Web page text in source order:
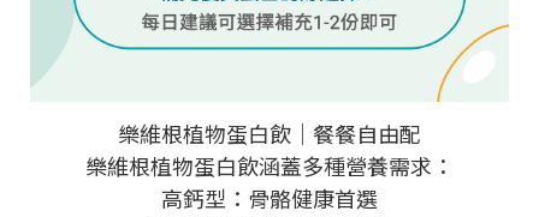
樂維根植物蛋白飲｜餐餐自由配
樂維根植物蛋白飲涵蓋多種營養需求：
高鈣型：骨骼健康首選